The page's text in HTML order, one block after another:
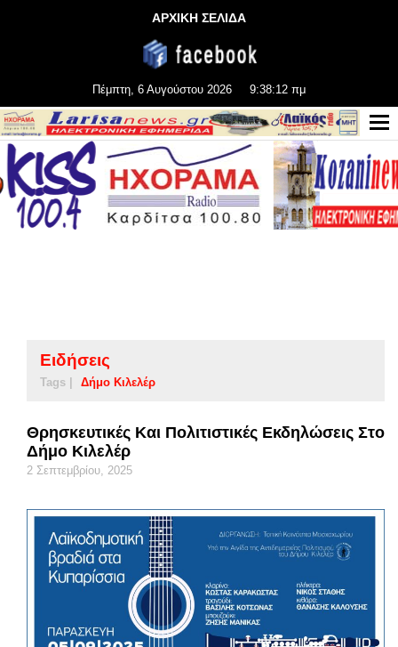
ΑΡΧΙΚΗ ΣΕΛΙΔΑ
Πέμπτη, 6 Αυγούστου 2026 9:38:12 πμ
Ειδήσεις
Tags | Δήμο Κιλελέρ
Θρησκευτικές Και Πολιτιστικές Εκδηλώσεις Στο
Δήμο Κιλελέρ
2 Σεπτεμβρίου, 2025